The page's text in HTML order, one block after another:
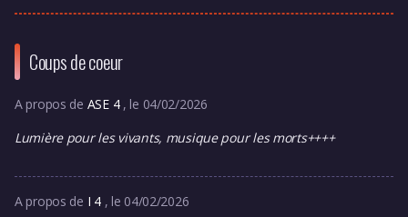
Coups de coeur
A propos de ASE 4 , le 04/02/2026
Lumière pour les vivants, musique pour les morts++++
A propos de I 4 , le 04/02/2026